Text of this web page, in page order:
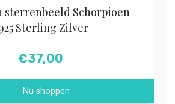
sterrenbeeld Schorpioen
925 Sterling Zilver
€37,00
Nu shoppen